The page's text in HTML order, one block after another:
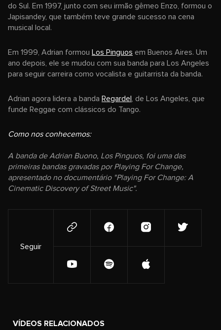
do Sul. Em 1997, junto com seu irmão gêmeo Enzo, formou o
Japisandey, que também teve grande sucesso na cena
musical local.
Em 1999, Adrian formou Los Pinguos em Buenos Aires. Um
ano depois, ele se mudou com sua banda para Los Angeles
para seguir carreira como vocalista e guitarrista da banda.
Adrian agora lidera a banda Regardel , de Los Angeles, que
funde Reggae com clássicos do Tango.
Como nos conhecemos:
A banda de Adrian Buono, Los Pinguos, foi uma das
primeiras bandas gravadas por Playing For Change,
apresentado no documentário "Playing For Change: A
Cinematic Discovery of Street Music".
Seguir
VÍDEOS RELACIONADOS